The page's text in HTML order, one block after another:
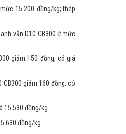
15.200 đồng/kg; thép
vằn D10 CB300 ở mức
giảm 150 đồng, có giá
giảm 160 đồng, có
15.530 đồng/kg.
đồng/kg.